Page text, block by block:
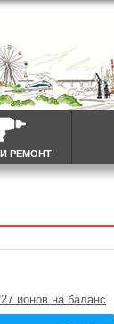
РЕМОНТ
ионов на баланс